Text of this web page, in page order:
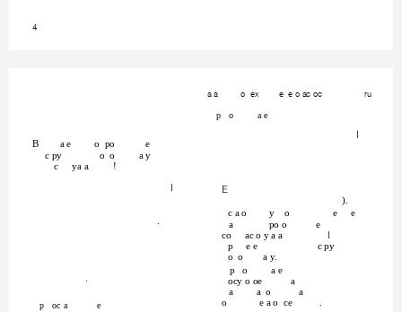
4
a a o ex e e o ac oc ru
B a e o po e
c py o o
a y
c
ya a !
.
.
p oc a e
p o a e
(
).
c a o
y o e e
a po o e
co ac o y a a
p e e c py
o o
a y.
p o
a e
ocy o oe a
a a o
a
o
e a o ce .